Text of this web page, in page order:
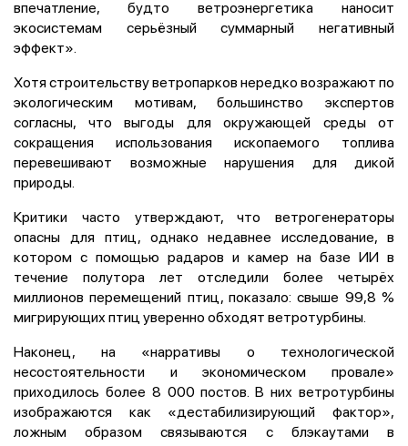
впечатление, будто ветроэнергетика наносит
экосистемам серьёзный суммарный негативный
эффект».
Хотя строительству ветропарков нередко возражают по
экологическим мотивам, большинство экспертов
согласны, что выгоды для окружающей среды от
сокращения использования ископаемого топлива
перевешивают возможные нарушения для дикой
природы.
Критики часто утверждают, что ветрогенераторы
опасны для птиц, однако недавнее исследование, в
котором с помощью радаров и камер на базе ИИ в
течение полутора лет отследили более четырёх
миллионов перемещений птиц, показало: свыше 99,8 %
мигрирующих птиц уверенно обходят ветротурбины.
Наконец, на «нарративы о технологической
несостоятельности и экономическом провале»
приходилось более 8 000 постов. В них ветротурбины
изображаются как «дестабилизирующий фактор»,
ложным образом связываются с блэкаутами в